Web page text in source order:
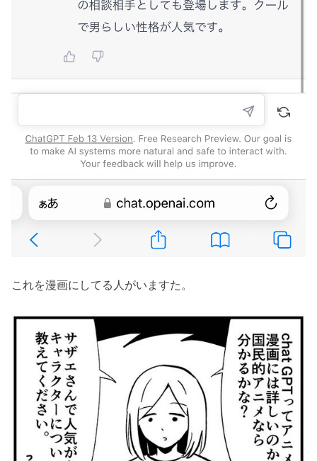
これを漫画にしてる人がいますた。